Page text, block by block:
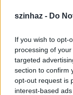
szinhaz - Do
If you wish to opt-
processing of
targeted
section to confirm
opt-out request is
interest-based